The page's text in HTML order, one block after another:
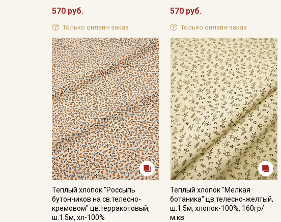
570 руб.
Только онлайн-заказ
570 руб.
Только онлайн-заказ
Теплый хлопок "Россыпь
бутончиков на св.телесно-
кремовом" цв.терракотовый,
ш.1.5м, хл-100%
Теплый хлопок "Мелкая
ботаника" цв.телесно-желтый,
ш.1.5м, хлопок-100%, 160гр/
м.кв